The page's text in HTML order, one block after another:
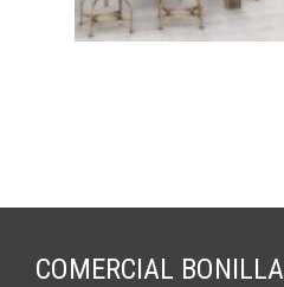
COMERCIAL BONILLA